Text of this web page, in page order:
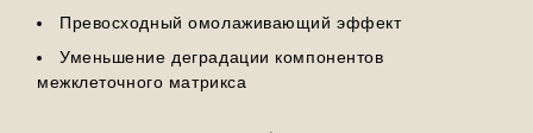
Превосходный омолаживающий эффект
Уменьшение деградации компонентов
межклеточного матрикса